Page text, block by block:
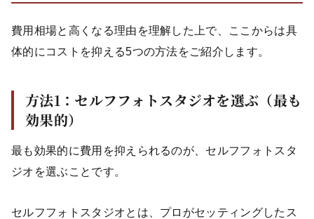
費用相場と高くなる理由を理解した上で、ここからは具
体的にコストを抑える5つの方法をご紹介します。
方法1：セルフフォトスタジオを選ぶ（最も
効果的）
最も効果的に費用を抑えられるのが、セルフフォトスタ
ジオを選ぶことです。
セルフフォトスタジオとは、プロがセッティングしたス